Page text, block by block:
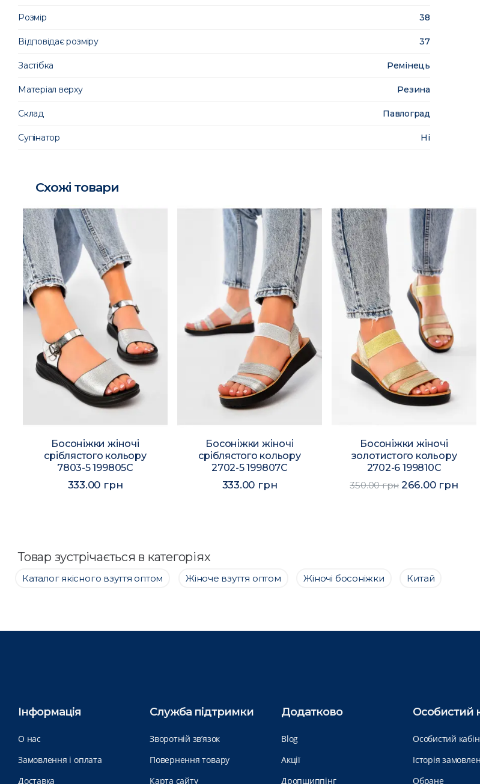
Розмір 38
Відповідає розміру 37
Застібка Ремінець
Матеріал верху Резина
Склад Павлоград
Супінатор Ні
Схожі товари
Босоніжки жіночі
сріблястого кольору
7803-5 199805C
333.00 грн
Босоніжки жіночі
сріблястого кольору
2702-5 199807C
333.00 грн
Босоніжки жіночі
золотистого кольору
2702-6 199810C
350.00 грн 266.00 грн
Товар зустрічається в категоріях
Каталог якісного взуття оптом Жіноче взуття оптом Жіночі босоніжки Китай
Інформація
О нас
Замовлення і оплата
Доставка
Служба підтримки
Зворотній зв’язок
Повернення товару
Карта сайту
Додатково
Blog
Акції
Дропшиппінг
Особистий
Особистий
Історія
Обране